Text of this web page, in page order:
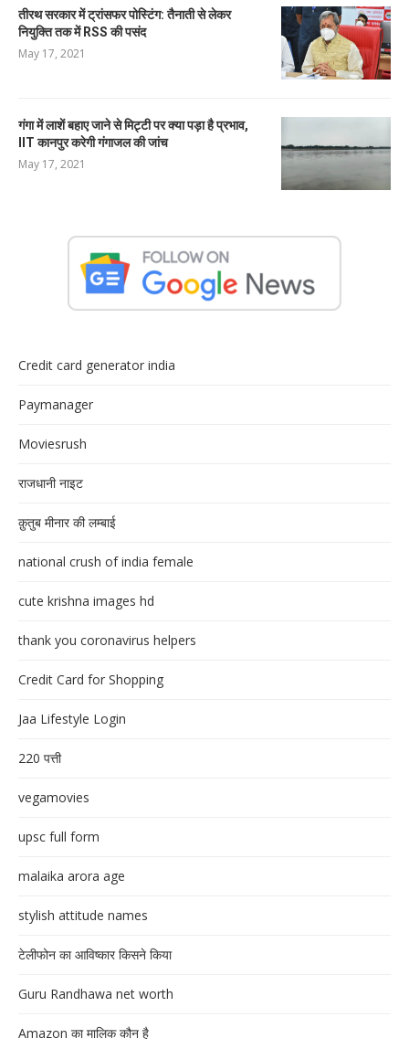
तीरथ सरकार में ट्रांसफर पोस्टिंग: तैनाती से लेकर
नियुक्ति तक में RSS की पसंद
May 17, 2021
गंगा में लाशें बहाए जाने से मिट्टी पर क्या पड़ा है प्रभाव,
IIT कानपुर करेगी गंगाजल की जांच
May 17, 2021
Credit card generator india
Paymanager
Moviesrush
राजधानी नाइट
क़ुतुब मीनार की लम्बाई
national crush of india female
cute krishna images hd
thank you coronavirus helpers
Credit Card for Shopping
Jaa Lifestyle Login
220 पत्ती
vegamovies
upsc full form
malaika arora age
stylish attitude names
टेलीफोन का आविष्कार किसने किया
Guru Randhawa net worth
Amazon का मालिक कौन है